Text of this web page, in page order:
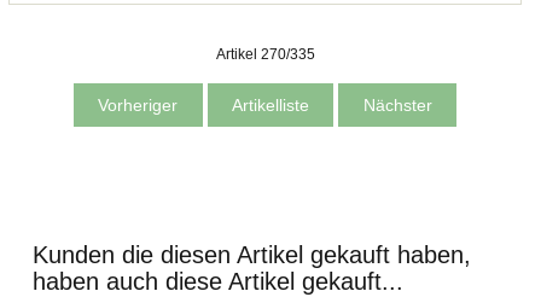
Artikel 270/335
Vorheriger Artikelliste Nächster
Kunden die diesen Artikel gekauft haben,
haben auch diese Artikel gekauft...